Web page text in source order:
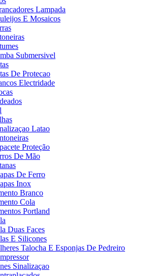
Lampada
E Mosaicos
Submersivel
De Protecao
Electridade
Latao
Proteção
De Mão
De Ferro
Inox
Branco
Cola
Portland
Duas Faces
E Silicones
Talocha E Esponjas De Pedreiro
Sinalizaçao